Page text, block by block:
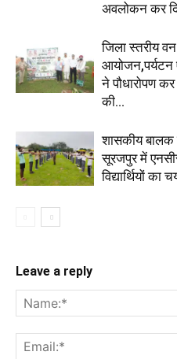
अवलोकन कर
जिला स्तरीय
आयोजन,पर्यटन
ने पौधारोपण
की...
शासकीय बालक
सूरजपुर में
विद्यार्थियों का
Leave a reply